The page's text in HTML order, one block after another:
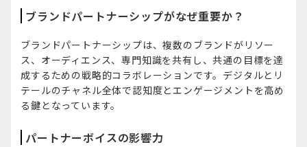
ブランドパートナーシップがなぜ重要か？
ブランドパートナーシップは、複数のブランドがリソー
ス、オーディエンス、専門知識を共有し、共通の目標を達
成するための戦略的コラボレーションです。デジタルとリ
テールのチャネル全体で認知度とエンゲージメントを高め
る鍵となっています。
パートナーボイスの影響力